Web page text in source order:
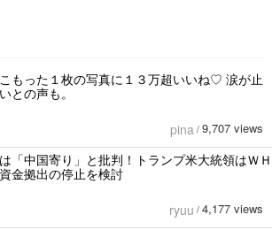
もった１枚の写真に１３万超いいね♡ 涙が止
との声も。
pina / 9,707 views
「中国寄り」と批判！トランプ米大統領はＷＨ
金拠出の停止を検討
ryuu / 4,177 views